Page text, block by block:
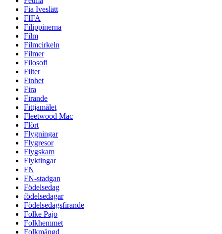
Fia Iveslätt
FIFA
Filippinerna
Film
Filmcirkeln
Filmer
Filosofi
Filter
Finhet
Fira
Firande
Fittjamålet
Fleetwood Mac
Flört
Flygningar
Flygresor
Flygskam
Flyktingar
FN
FN-stadgan
Födelsedag
födelsedagar
Födelsedagsfirande
Folke Pajo
Folkhemmet
Folkmängd